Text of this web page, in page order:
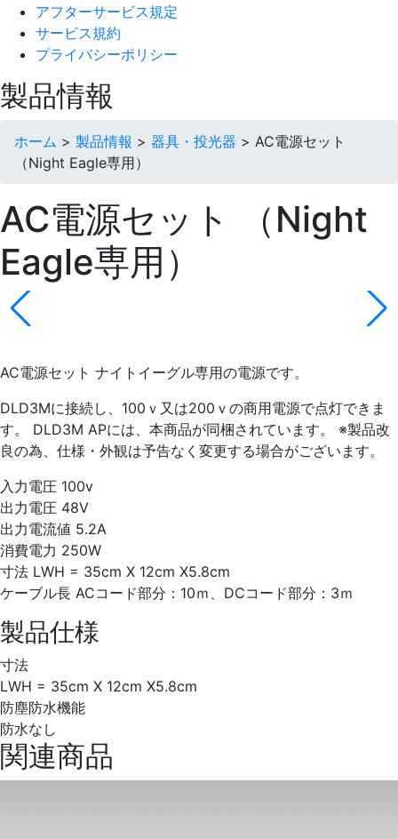
アフターサービス規定
サービス規約
プライバシーポリシー
製品情報
ホーム > 製品情報 > 器具・投光器 > AC電源セット
（Night Eagle専用）
AC電源セット （Night
Eagle専用）
AC電源セット ナイトイーグル専用の電源です。
DLD3Mに接続し、100ｖ又は200ｖの商用電源で点灯できま
す。 DLD3M APには、本商品が同梱されています。 ※製品改
良の為、仕様・外観は予告なく変更する場合がございます。
入力電圧 100v
出力電圧 48V
出力電流値 5.2A
消費電力 250W
寸法 LWH = 35cm X 12cm X5.8cm
ケーブル長 ACコード部分：10ｍ、DCコード部分：3ｍ
製品仕様
寸法
LWH = 35cm X 12cm X5.8cm
防塵防水機能
防水なし
関連商品